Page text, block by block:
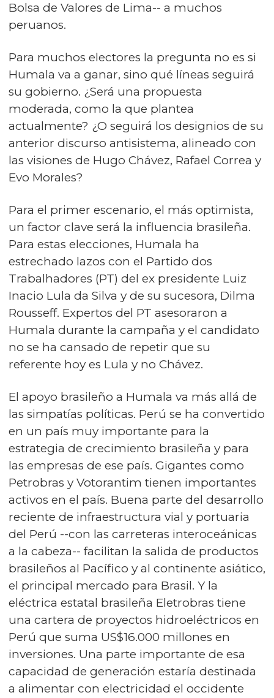
Bolsa de Valores de Lima-- a muchos
peruanos.
Para muchos electores la pregunta no es si
Humala va a ganar, sino qué líneas seguirá
su gobierno. ¿Será una propuesta
moderada, como la que plantea
actualmente? ¿O seguirá los designios de su
anterior discurso antisistema, alineado con
las visiones de Hugo Chávez, Rafael Correa y
Evo Morales?
Para el primer escenario, el más optimista,
un factor clave será la influencia brasileña.
Para estas elecciones, Humala ha
estrechado lazos con el Partido dos
Trabalhadores (PT) del ex presidente Luiz
Inacio Lula da Silva y de su sucesora, Dilma
Rousseff. Expertos del PT asesoraron a
Humala durante la campaña y el candidato
no se ha cansado de repetir que su
referente hoy es Lula y no Chávez.
El apoyo brasileño a Humala va más allá de
las simpatías políticas. Perú se ha convertido
en un país muy importante para la
estrategia de crecimiento brasileña y para
las empresas de ese país. Gigantes como
Petrobras y Votorantim tienen importantes
activos en el país. Buena parte del desarrollo
reciente de infraestructura vial y portuaria
del Perú --con las carreteras interoceánicas
a la cabeza-- facilitan la salida de productos
brasileños al Pacífico y al continente asiático,
el principal mercado para Brasil. Y la
eléctrica estatal brasileña Eletrobras tiene
una cartera de proyectos hidroeléctricos en
Perú que suma US$16.000 millones en
inversiones. Una parte importante de esa
capacidad de generación estaría destinada
a alimentar con electricidad el occidente